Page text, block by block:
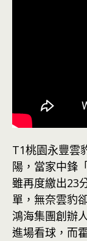
T1桃園永豐雲
陽，當家中鋒
雖再度繳出23
單，無奈雲豹
鴻海集團創辦
進場看球，而